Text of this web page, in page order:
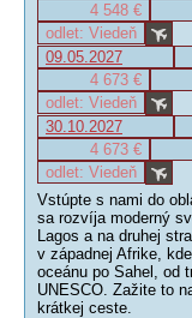
4 548 €
odlet: Viedeň
09.05.2027
4 673 €
odlet: Viedeň
30.10.2027
4 673 €
odlet: Viedeň
Vstúpte s nami do
sa rozvíja moderný
Lagos a na druhej
v západnej Afrike,
oceánu po Sahel, od
UNESCO. Zažite to
krátkej ceste.